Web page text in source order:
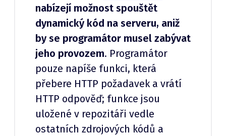
nabízejí možnost spouštět
dynamický kód na serveru, aniž
by se programátor musel zabývat
jeho provozem. Programátor
pouze napíše funkci, která
přebere HTTP požadavek a vrátí
HTTP odpověď; funkce jsou
uložené v repozitáři vedle
ostatních zdrojových kódů a